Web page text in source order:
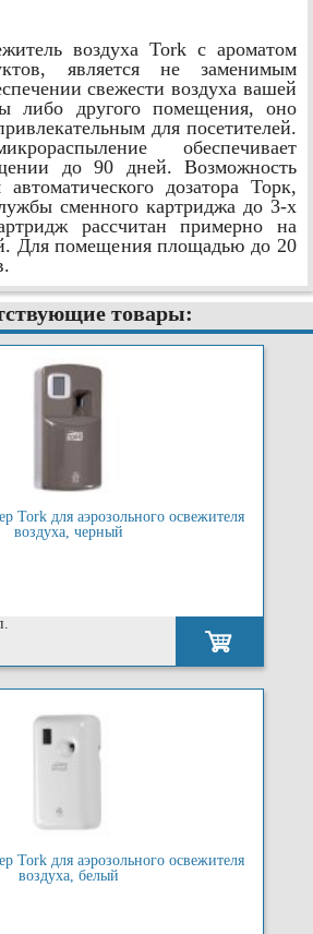
воздуха Tork с ароматом
является не заменимым
свежести воздуха вашей
либо другого помещения, оно
для посетителей.
обеспечивает
до 90 дней. Возможность
автоматического дозатора Торк,
сменного картриджа до 3-х
рассчитан примерно на
Для помещения площадью до 20
товары:
Tork для аэрозольного освежителя
воздуха, черный
Tork для аэрозольного освежителя
воздуха, белый